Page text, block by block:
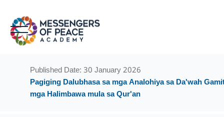
Blocks
BlocksPublished Date: 30 January 2026
Pagiging Dalubhasa sa mga Analohiya sa Da'wah
mga Halimbawa mula sa Qur'an